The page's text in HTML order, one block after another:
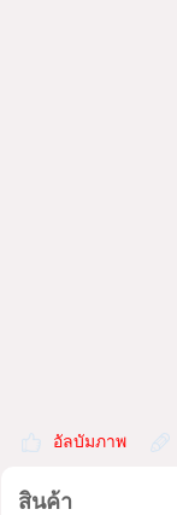
อัลบัมภาพ
สินค้า